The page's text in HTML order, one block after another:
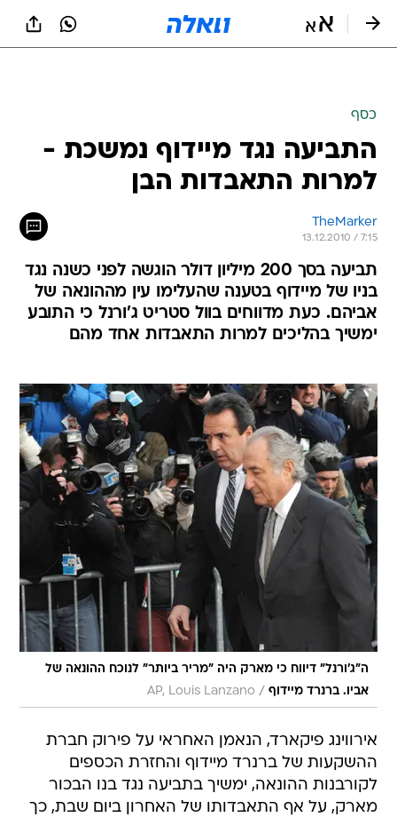
כסף
התביעה נגד מיידוף נמשכת -
למרות התאבדות הבן
TheMarker
13.12.2010 / 7:15
תביעה בסך 200 מיליון דולר הוגשה לפני כשנה נגד
בניו של מיידוף בטענה שהעלימו עין מההונאה של
אביהם. כעת מדווחים בוול סטריט ג'ורנל כי התובע
ימשיך בהליכים למרות התאבדות אחד מהם
ה"ג'ורנל" דיווח כי מארק היה "מריר ביותר" לנוכח ההונאה של
אביו. ברנרד מיידוף /
AP, Louis Lanzano
אירווינג פיקארד, הנאמן האחראי על פירוק חברת
ההשקעות של ברנרד מיידוף והחזרת הכספים
לקורבנות ההונאה, ימשיך בתביעה נגד בנו הבכור
מארק, על אף התאבדותו של האחרון ביום שבת, כך